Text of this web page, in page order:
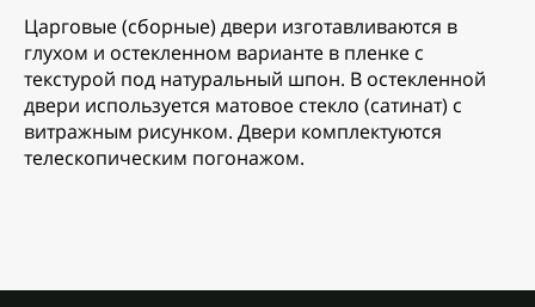
Царговые (сборные) двери изготавливаются в
глухом и остекленном варианте в пленке с
текстурой под натуральный шпон. В остекленной
двери используется матовое стекло (сатинат) с
витражным рисунком. Двери комплектуются
телескопическим погонажом.